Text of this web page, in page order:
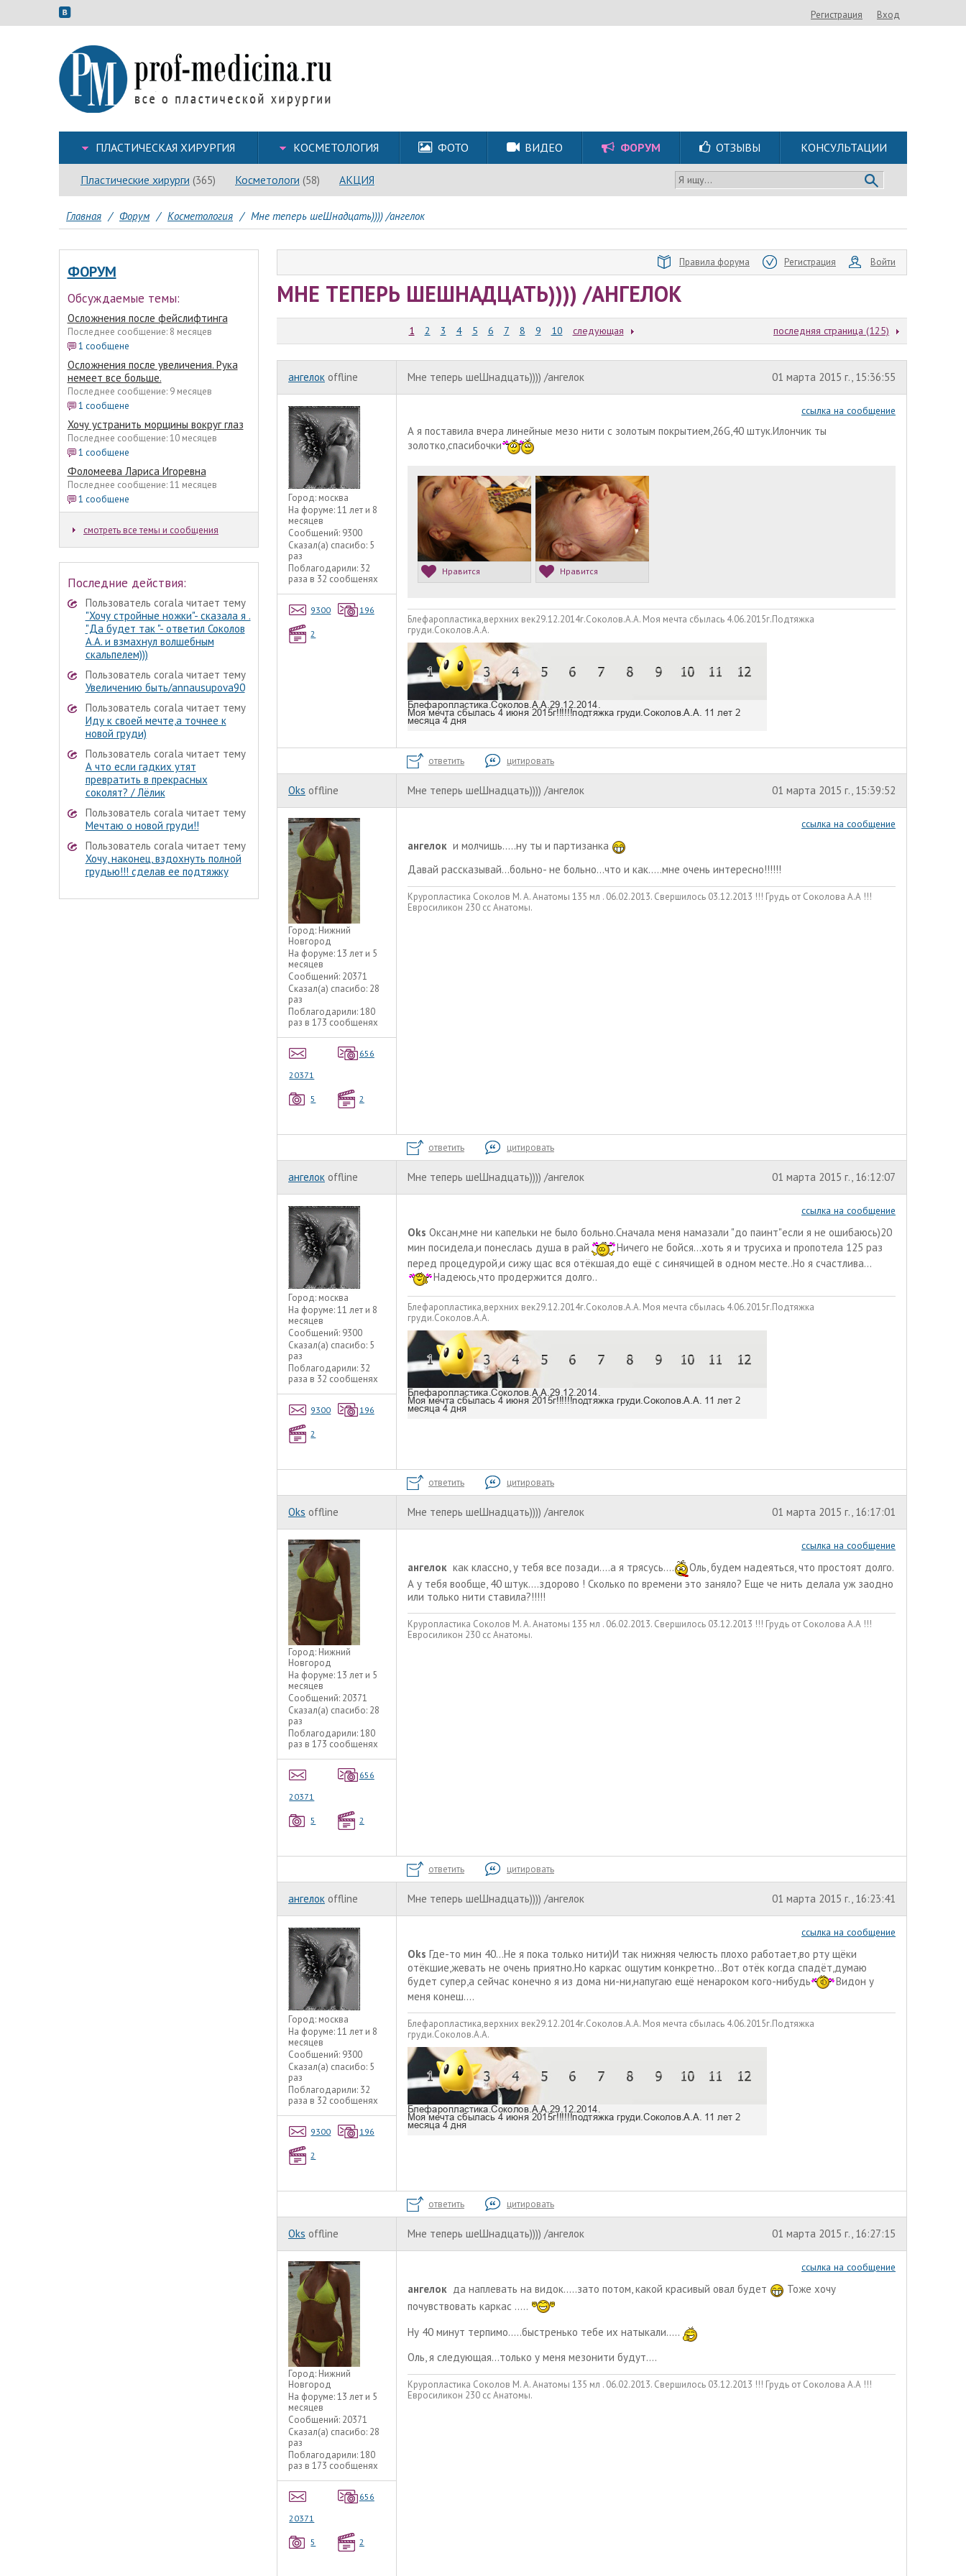
Регистрация Вход
ПЛАСТИЧЕСКАЯ ХИРУРГИЯ КОСМЕТОЛОГИЯ ФОТО ВИДЕО ФОРУМ ОТЗЫВЫ КОНСУЛЬТАЦИИ
Пластические хирурги (365) Косметологи (58) АКЦИЯ Я ищу...
Главная / Форум / Косметология / Мне теперь шеШнадцать)))) /ангелок
ФОРУМ
Обсуждаемые темы:
Осложнения после фейслифтинга
Последнее сообщение: 8 месяцев
1 сообщене
Осложнения после увеличения. Рука
немеет все больше.
Последнее сообщение: 9 месяцев
1 сообщене
Хочу устранить морщины вокруг глаз
Последнее сообщение: 10 месяцев
1 сообщене
Фоломеева Лариса Игоревна
Последнее сообщение: 11 месяцев
1 сообщене
смотреть все темы и сообщения
Последние действия:
Пользователь corala читает тему
"Хочу стройные ножки"- сказала я .
"Да будет так "- ответил Соколов
А.А. и взмахнул волшебным
скальпелем)))
Пользователь corala читает тему
Увеличению быть/annausupova90
Пользователь corala читает тему
Иду к своей мечте,а точнее к
новой груди)
Пользователь corala читает тему
А что если гадких утят
превратить в прекрасных
соколят? / Лёлик
Пользователь corala читает тему
Мечтаю о новой груди!!
Пользователь corala читает тему
Хочу, наконец, вздохнуть полной
грудью!!! сделав ее подтяжку
Правила форума Регистрация Войти
МНЕ ТЕПЕРЬ ШЕШНАДЦАТЬ)))) /АНГЕЛОК
1 2 3 4 5 6 7 8 9 10 следующая последняя страница (125)
ангелок offline Мне теперь шеШнадцать)))) /ангелок 01 марта 2015 г., 15:36:55
Город: москва
На форуме:11 лет и 8
месяцев
Сообщений: 9300
Сказал(а) спасибо: 5
раз
Поблагодарили: 32
раза в 32 сообщенях
9300 196
2
ссылка на сообщение
А я поставила вчера линейные мезо нити с золотым покрытием,26G,40 штук.Илончик ты
золотко,спасибочки
Нравится Нравится
Блефаропластика,верхних век29.12.2014г.Соколов.А.А. Моя мечта сбылась 4.06.2015г.Подтяжка
груди.Соколов.А.А.
ответить цитировать
Oks offline Мне теперь шеШнадцать)))) /ангелок 01 марта 2015 г., 15:39:52
Город: Нижний
Новгород
На форуме:13 лет и 5
месяцев
Сообщений: 20371
Сказал(а) спасибо: 28
раз
Поблагодарили:180
раз в 173 сообщенях
20371
656
5 2
ссылка на сообщение
ангелок и молчишь.....ну ты и партизанка
Давай рассказывай...больно- не больно...что и как.....мне очень интересно!!!!!!
Круропластика Соколов М. А. Анатомы 135 мл . 06.02.2013. Свершилось 03.12.2013 !!! Грудь от Соколова А.А !!!
Евросиликон 230 сс Анатомы.
ответить цитировать
ангелок offline Мне теперь шеШнадцать)))) /ангелок 01 марта 2015 г., 16:12:07
Город: москва
На форуме:11 лет и 8
месяцев
Сообщений: 9300
Сказал(а) спасибо: 5
раз
Поблагодарили: 32
раза в 32 сообщенях
9300 196
2
ссылка на сообщение
Oks Оксан,мне ни капельки не было больно.Сначала меня намазали "до паинт"если я не ошибаюсь)20
мин посидела,и понеслась душа в рай
Ничего не бойся...хоть я и трусиха и пропотела 125 раз
перед процедурой,и сижу щас вся отёкшая,до ещё с синячищей в одном месте..Но я счастлива...
Надеюсь,что продержится долго..
Блефаропластика,верхних век29.12.2014г.Соколов.А.А. Моя мечта сбылась 4.06.2015г.Подтяжка
груди.Соколов.А.А.
ответить цитировать
Oks offline Мне теперь шеШнадцать)))) /ангелок 01 марта 2015 г., 16:17:01
Город: Нижний
Новгород
На форуме:13 лет и 5
месяцев
Сообщений: 20371
Сказал(а) спасибо: 28
раз
Поблагодарили:180
раз в 173 сообщенях
20371
656
5 2
ссылка на сообщение
ангелок как классно, у тебя все позади....а я трясусь....
Оль, будем надеяться, что простоят долго.
А у тебя вообще, 40 штук....здорово ! Сколько по времени это заняло? Еще че нить делала уж заодно
или только нити ставила?!!!!!
Круропластика Соколов М. А. Анатомы 135 мл . 06.02.2013. Свершилось 03.12.2013 !!! Грудь от Соколова А.А !!!
Евросиликон 230 сс Анатомы.
ответить цитировать
ангелок offline Мне теперь шеШнадцать)))) /ангелок 01 марта 2015 г., 16:23:41
Город: москва
На форуме:11 лет и 8
месяцев
Сообщений: 9300
Сказал(а) спасибо: 5
раз
Поблагодарили: 32
раза в 32 сообщенях
9300 196
2
ссылка на сообщение
Oks Где-то мин 40...Не я пока только нити)И так нижняя челюсть плохо работает,во рту щёки
отёкшие,жевать не очень приятно.Но каркас ощутим конкретно...Вот отёк когда спадёт,думаю
будет супер,а сейчас конечно я из дома ни-ни,напугаю ещё ненароком кого-нибудь
Видон у
меня конеш....
Блефаропластика,верхних век29.12.2014г.Соколов.А.А. Моя мечта сбылась 4.06.2015г.Подтяжка
груди.Соколов.А.А.
ответить цитировать
Oks offline Мне теперь шеШнадцать)))) /ангелок 01 марта 2015 г., 16:27:15
Город: Нижний
Новгород
На форуме:13 лет и 5
месяцев
Сообщений: 20371
Сказал(а) спасибо: 28
раз
Поблагодарили:180
раз в 173 сообщенях
20371
656
5 2
ссылка на сообщение
ангелок да наплевать на видок.....зато потом, какой красивый овал будет
Тоже хочу
почувствовать каркас .....
Ну 40 минут терпимо.....быстренько тебе их натыкали.....
Оль, я следующая...только у меня мезонити будут....
Круропластика Соколов М. А. Анатомы 135 мл . 06.02.2013. Свершилось 03.12.2013 !!! Грудь от Соколова А.А !!!
Евросиликон 230 сс Анатомы.